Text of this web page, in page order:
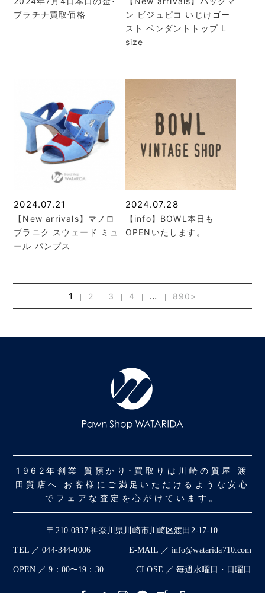
プラチナ買取価格
ン ビジュピコ いじけゴー
スト ペンダントトップ L
size
2024.07.21
【New arrivals】マノロ
ブラニク スウェード ミュ
ール パンプス
2024.07.28
【info】BOWL本日も
OPENいたします。
1 2 3 4 … 890>
1962年創業 質預かり･買取りは川崎の質屋 渡
田質店へ お客様にご満足いただけるような安心
でフェアな査定を心がけています。
〒210-0837 神奈川県川崎市川崎区渡田2-17-10
TEL ／ 044-344-0006 E-MAIL ／ info@watarida710.com
OPEN ／ 9：00〜19：30 CLOSE ／ 毎週水曜日・日曜日